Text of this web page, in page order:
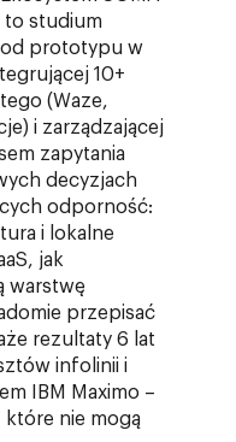
to studium
prototypu w
10+
(Waze,
i zarządzającej
zapytania
decyzjach
odporność:
i lokalne
jak
warstwę
przepisać
rezultaty 6 lat
infolinii i
IBM Maximo –
nie mogą